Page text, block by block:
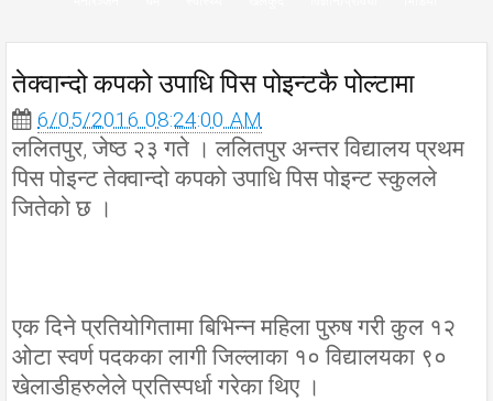
तेक्वान्दो कपको उपाधि पिस पोइन्टकै पोल्टामा
6/05/2016 08:24:00 AM
ललितपुर, जेष्ठ २३ गते । ललितपुर अन्तर विद्यालय प्रथम
पिस पोइन्ट तेक्वान्दो कपको उपाधि पिस पोइन्ट स्कुलले
जितेको छ ।
एक दिने प्रतियोगितामा बिभिन्न महिला पुरुष गरी कुल १२
ओटा स्वर्ण पदकका लागी जिल्लाका १० विद्यालयका ९०
खेलाडीहरुलेले प्रतिस्पर्धा गरेका थिए ।